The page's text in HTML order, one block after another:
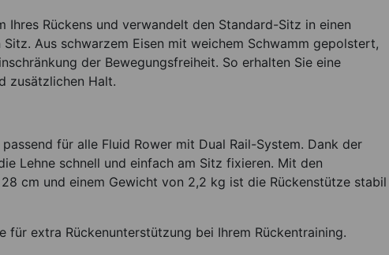
Ihres Rückens und verwandelt den Standard-Sitz in einen
Aus schwarzem Eisen mit weichem Schwamm gepolstert,
der Bewegungsfreiheit. So erhalten Sie eine
zusätzlichen Halt.
für alle Fluid Rower mit Dual Rail-System. Dank der
Lehne schnell und einfach am Sitz fixieren. Mit den
cm und einem Gewicht von 2,2 kg ist die Rückenstütze stabil
für extra Rückenunterstützung bei Ihrem Rückentraining.